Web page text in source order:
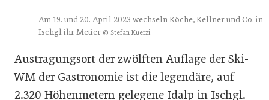
Am 19. und 20. April 2023 wechseln Köche, Kellner und Co. in
Ischgl ihr Metier © Stefan Kuerzi
Austragungsort der zwölften Auflage der Ski-
WM der Gastronomie ist die legendäre, auf
2.320 Höhenmetern gelegene Idalp in Ischgl.